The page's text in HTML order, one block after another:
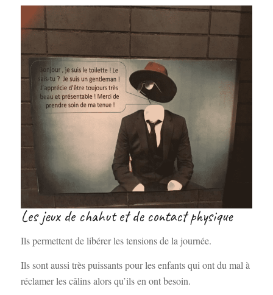
Les jeux de chahut et de contact physique
Ils permettent de libérer les tensions de la journée.
Ils sont aussi très puissants pour les enfants qui ont du mal à
réclamer les câlins alors qu’ils en ont besoin.